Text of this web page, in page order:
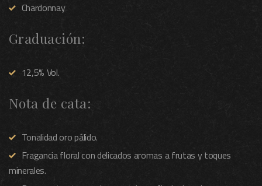
Chardonnay
Graduación:
12,5% Vol.
Nota de cata:
Tonalidad oro pálido.
Fragancia floral con delicados aromas a frutas y toques
minerales.